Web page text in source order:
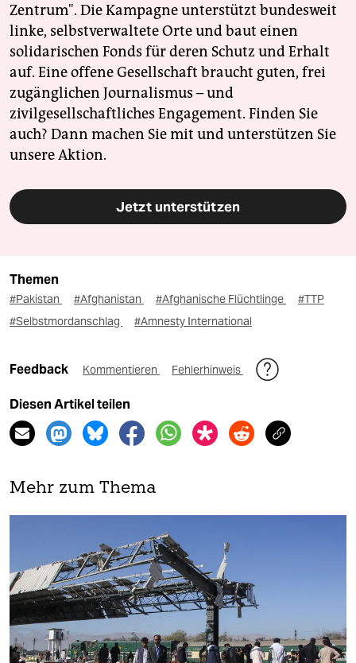
Zentrum". Die Kampagne unterstützt bundesweit
linke, selbstverwaltete Orte und baut einen
solidarischen Fonds für deren Schutz und Erhalt
auf. Eine offene Gesellschaft braucht guten, frei
zugänglichen Journalismus – und
zivilgesellschaftliches Engagement. Finden Sie
auch? Dann machen Sie mit und unterstützen Sie
unsere Aktion.
Jetzt unterstützen
Themen
#Pakistan #Afghanistan #Afghanische Flüchtlinge
#TTP
#Selbstmordanschlag
#Amnesty International
Feedback Kommentieren Fehlerhinweis
Diesen Artikel teilen
Mehr zum Thema